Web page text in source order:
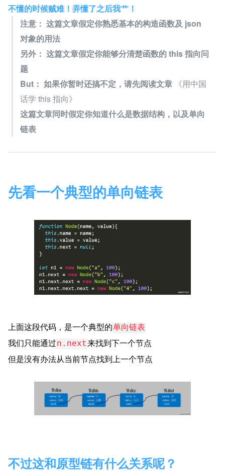
不懂的时候贼难！弄懂了之后我艹！
注意： 这篇文章假定你熟悉基本的构造函数及 json
对象的用法
另外： 这篇文章假定你能够分清楚函数的 this 指向问
题
But： 如果你暂时还搞不定，请先阅读文章 《用中国
话学 this 指向》
这篇文章同时假定你知道什么是数据结构，以及单向
链表
先看一个典型的单向链表
上面这段代码，是一个典型的单向链表
我们只能通过n.next来找到下一个节点
但是没有办法从当前节点找到上一个节点
不过这和原型链有什么关系呢？